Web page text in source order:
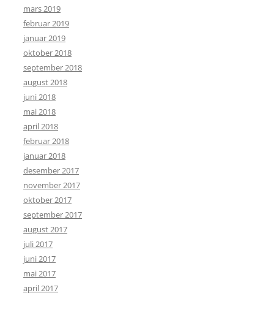
mars 2019
februar 2019
januar 2019
oktober 2018
september 2018
august 2018
juni 2018
mai 2018
april 2018
februar 2018
januar 2018
desember 2017
november 2017
oktober 2017
september 2017
august 2017
juli 2017
juni 2017
mai 2017
april 2017